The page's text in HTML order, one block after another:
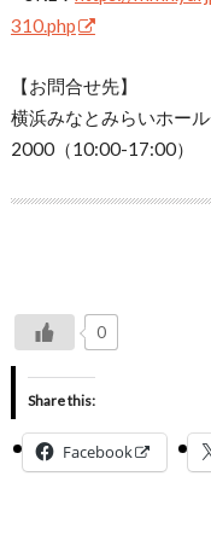
310.php
【お問合せ先】
横浜みなとみらいホー
2000（10:00-17:00）
0
Share this:
Facebook